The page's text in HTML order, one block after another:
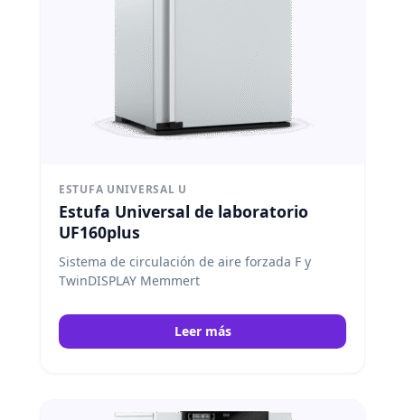
ESTUFA UNIVERSAL U
Estufa Universal de laboratorio
UF160plus
Sistema de circulación de aire forzada F y
TwinDISPLAY Memmert
Leer más